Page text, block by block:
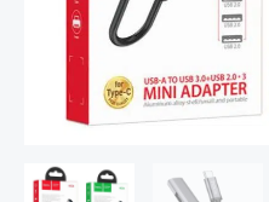
HOCO